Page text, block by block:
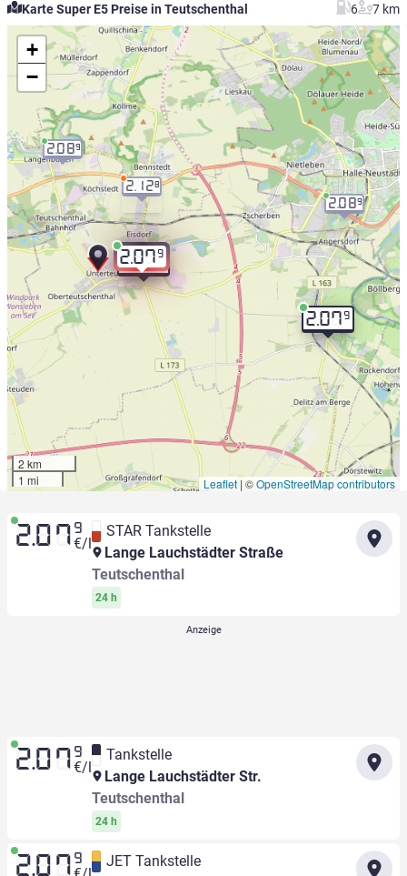
Karte Super E5 Preise in Teutschenthal 6 7 km
2.079
2.079
2.079
2.089
2.128
2.089
+
−
2 km
1 mi
Leaflet | ©OpenStreetMap contributors
2.07 9
€/l
STAR Tankstelle
Lange Lauchstädter Straße
Teutschenthal
24 h
2.07 9
€/l
Tankstelle
Lange Lauchstädter Str.
Teutschenthal
24 h
2.07 9
JET Tankstelle